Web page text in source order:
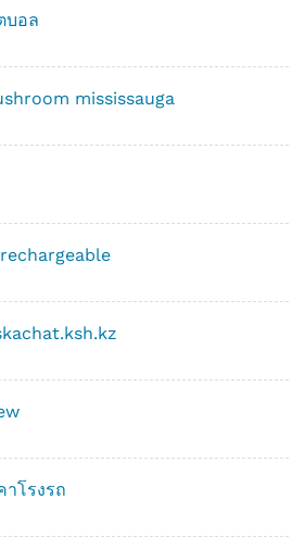
บอล
mississauga
โรงรถ